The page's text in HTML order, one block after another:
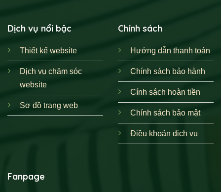
Dịch vụ nổi bậc
Thiết kế website
Dịch vụ chăm sóc
website
Sơ đồ trang web
Chính sách
Hướng dẫn thanh toán
Chính sách bảo hành
Cính sách hoàn tiền
Chính sách bảo mật
Điều khoản dịch vụ
Fanpage